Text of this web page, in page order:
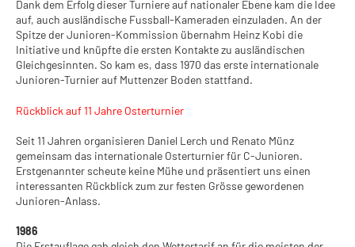
Dank dem Erfolg dieser Turniere auf nationaler Ebene kam die Idee
auf, auch ausländische Fussball-Kameraden einzuladen. An der
Spitze der Junioren-Kommission übernahm Heinz Kobi die
Initiative und knüpfte die ersten Kontakte zu ausländischen
Gleichgesinnten. So kam es, dass 1970 das erste internationale
Junioren-Turnier auf Muttenzer Boden stattfand.
Rückblick auf 11 Jahre Osterturnier
Seit 11 Jahren organisieren Daniel Lerch und Renato Münz
gemeinsam das internationale Osterturnier für C-Junioren.
Erstgenannter scheute keine Mühe und präsentiert uns einen
interessanten Rückblick zum zur festen Grösse gewordenen
Junioren-Anlass.
1986